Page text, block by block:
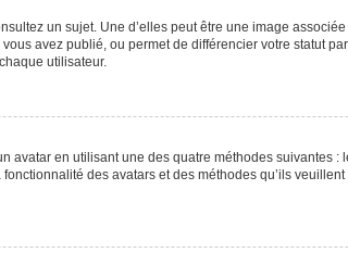
un sujet. Une d’elles peut être une image
avez publié, ou permet de différencier votre statut
utilisateur.
avatar en utilisant une des quatre méthodes suivantes
des avatars et des méthodes qu’ils